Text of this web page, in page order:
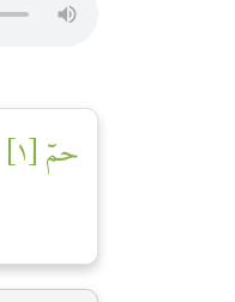
حمٓ [١]